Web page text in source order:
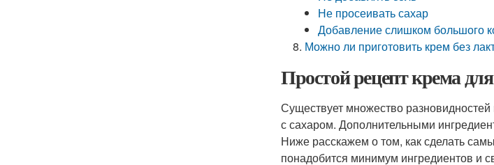
Не просеивать сахар
Добавление слишком большого
Можно ли приготовить крем без
Простой рецепт крема
Существует множество разновидностей
с сахаром. Дополнительными
Ниже расскажем о том, как сделать
понадобится минимум ингредиентов и